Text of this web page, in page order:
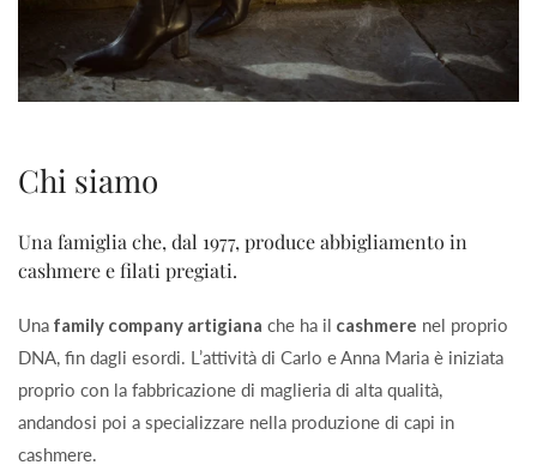
Chi siamo
Una famiglia che, dal 1977, produce abbigliamento in
cashmere e filati pregiati.
Una family company artigiana che ha il cashmere nel proprio
DNA, fin dagli esordi. L’attività di Carlo e Anna Maria è iniziata
proprio con la fabbricazione di maglieria di alta qualità,
andandosi poi a specializzare nella produzione di capi in
cashmere.